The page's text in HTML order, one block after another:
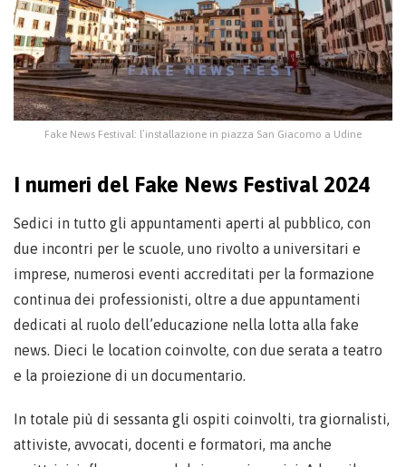
Fake News Festival: l’installazione in piazza San Giacomo a Udine
I numeri del Fake News Festival 2024
Sedici in tutto gli appuntamenti aperti al pubblico, con
due incontri per le scuole, uno rivolto a universitari e
imprese, numerosi eventi accreditati per la formazione
continua dei professionisti, oltre a due appuntamenti
dedicati al ruolo dell’educazione nella lotta alla fake
news. Dieci le location coinvolte, con due serata a teatro
e la proiezione di un documentario.
In totale più di sessanta gli ospiti coinvolti, tra giornalisti,
attiviste, avvocati, docenti e formatori, ma anche